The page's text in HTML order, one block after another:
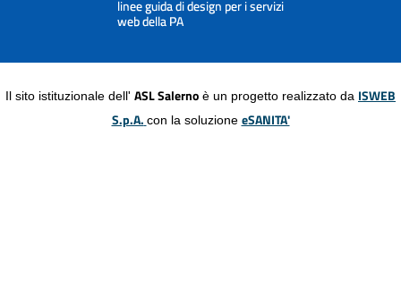
Il sito istituzionale dell' ASL Salerno è un progetto realizzato da ISWEB
S.p.A. con la soluzione eSANITA'